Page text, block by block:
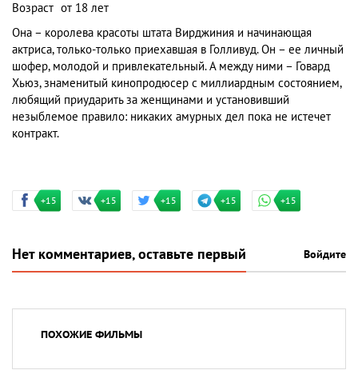
Возраст от 18 лет
Она – королева красоты штата Вирджиния и начинающая
актриса, только-только приехавшая в Голливуд. Он – ее личный
шофер, молодой и привлекательный. А между ними – Говард
Хьюз, знаменитый кинопродюсер с миллиардным состоянием,
любящий приударить за женщинами и установивший
незыблемое правило: никаких амурных дел пока не истечет
контракт.
+15 +15 +15 +15 +15
Нет комментариев, оставьте первый Войдите
ПОХОЖИЕ ФИЛЬМЫ